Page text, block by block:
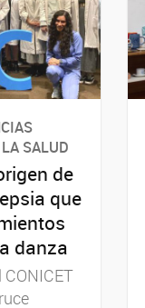
SALUD
de
que
danza